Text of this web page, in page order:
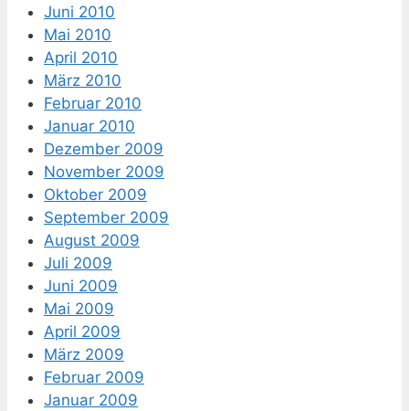
Juni 2010
Mai 2010
April 2010
März 2010
Februar 2010
Januar 2010
Dezember 2009
November 2009
Oktober 2009
September 2009
August 2009
Juli 2009
Juni 2009
Mai 2009
April 2009
März 2009
Februar 2009
Januar 2009